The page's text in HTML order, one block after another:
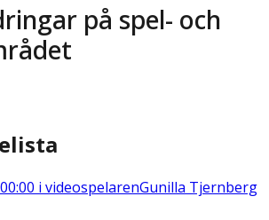
på spel- och
00:00 i videospelarenGunilla Tjernberg